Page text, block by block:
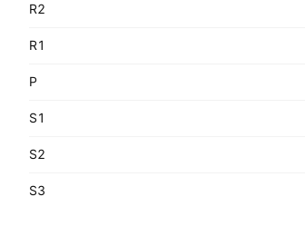
R2
R1
P
S1
S2
S3